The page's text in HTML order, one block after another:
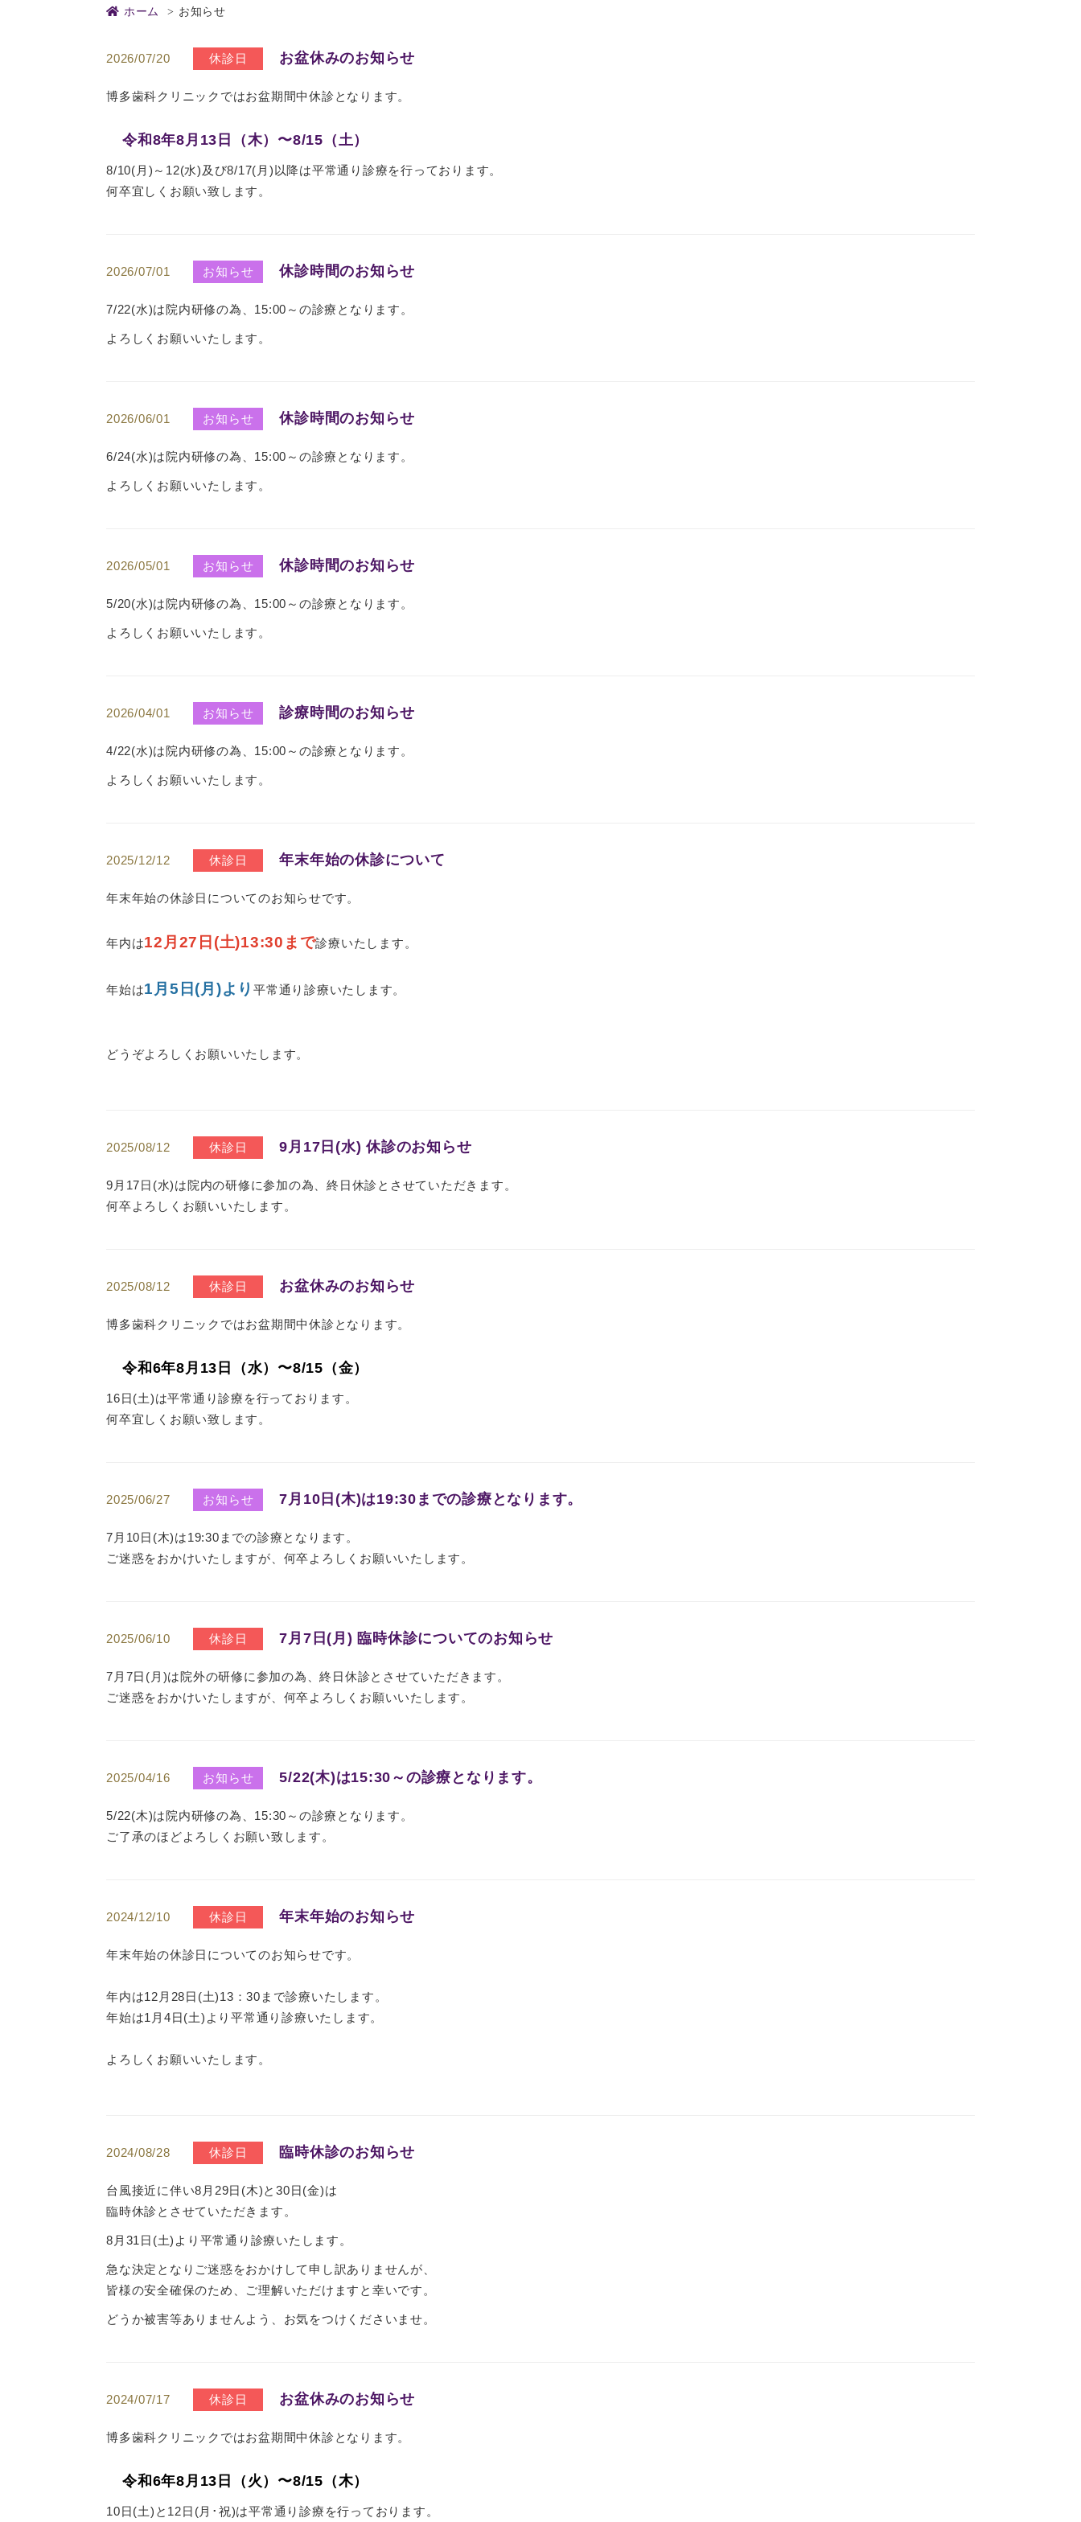
ホーム お知らせ
2026/07/20 休診日 お盆休みのお知らせ
博多歯科クリニックではお盆期間中休診となります。
令和8年8月13日（木）〜8/15（土）
8/10(月)～12(水)及び8/17(月)以降は平常通り診療を行っております。
何卒宜しくお願い致します。
2026/07/01 お知らせ 休診時間のお知らせ
7/22(水)は院内研修の為、15:00～の診療となります。
よろしくお願いいたします。
2026/06/01 お知らせ 休診時間のお知らせ
6/24(水)は院内研修の為、15:00～の診療となります。
よろしくお願いいたします。
2026/05/01 お知らせ 休診時間のお知らせ
5/20(水)は院内研修の為、15:00～の診療となります。
よろしくお願いいたします。
2026/04/01 お知らせ 診療時間のお知らせ
4/22(水)は院内研修の為、15:00～の診療となります。
よろしくお願いいたします。
2025/12/12 休診日 年末年始の休診について
年末年始の休診日についてのお知らせです。
年内は12月27日(土)13:30まで診療いたします。
年始は1月5日(月)より 平常通り診療いたします。
どうぞよろしくお願いいたします。
2025/08/12 休診日 9月17日(水) 休診のお知らせ
9月17日(水)は院内の研修に参加の為、終日休診とさせていただきます。
何卒よろしくお願いいたします。
2025/08/12 休診日 お盆休みのお知らせ
博多歯科クリニックではお盆期間中休診となります。
令和6年8月13日（水）〜8/15（金）
16日(土)は平常通り診療を行っております。
何卒宜しくお願い致します。
2025/06/27 お知らせ 7月10日(木)は19:30までの診療となります。
7月10日(木)は19:30までの診療となります。
ご迷惑をおかけいたしますが、何卒よろしくお願いいたします。
2025/06/10 休診日 7月7日(月) 臨時休診についてのお知らせ
7月7日(月)は院外の研修に参加の為、終日休診とさせていただきます。
ご迷惑をおかけいたしますが、何卒よろしくお願いいたします。
2025/04/16 お知らせ 5/22(木)は15:30～の診療となります。
5/22(木)は院内研修の為、15:30～の診療となります。
ご了承のほどよろしくお願い致します。
2024/12/10 休診日 年末年始のお知らせ
年末年始の休診日についてのお知らせです。
年内は12月28日(土)13：30まで診療いたします。
年始は1月4日(土)より平常通り診療いたします。
よろしくお願いいたします。
2024/08/28 休診日 臨時休診のお知らせ
台風接近に伴い8月29日(木)と30日(金)は
臨時休診とさせていただきます。
8月31日(土)より平常通り診療いたします。
急な決定となりご迷惑をおかけして申し訳ありませんが、
皆様の安全確保のため、ご理解いただけますと幸いです。
どうか被害等ありませんよう、お気をつけくださいませ。
2024/07/17 休診日 お盆休みのお知らせ
博多歯科クリニックではお盆期間中休診となります。
令和6年8月13日（火）〜8/15（木）
10日(土)と12日(月･祝)は平常通り診療を行っております。